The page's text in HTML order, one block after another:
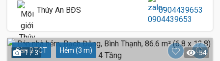
Thúy An BĐS 0904439653
Sàn BTCT Hẻm (3 m)
1 / 3 54